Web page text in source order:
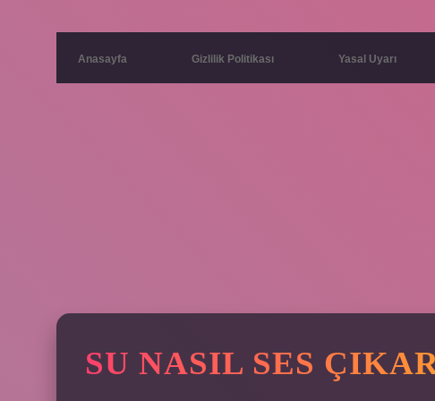
Anasayfa Gizlilik Politikası Yasal Uyarı
SU NASIL SES